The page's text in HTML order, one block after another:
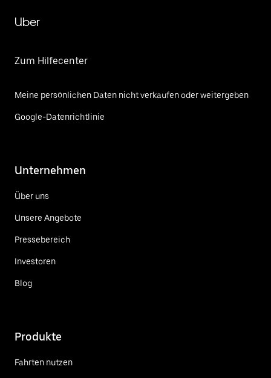
Uber
Zum Hilfecenter
Meine persönlichen Daten nicht verkaufen oder weitergeben
Google-Datenrichtlinie
Unternehmen
Über uns
Unsere Angebote
Pressebereich
Investoren
Blog
Produkte
Fahrten nutzen